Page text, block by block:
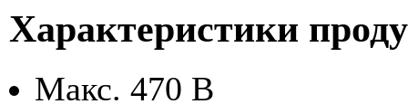
Характеристики
Макс. 470 В